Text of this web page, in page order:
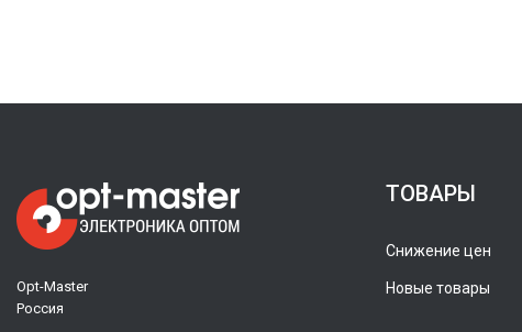
Opt-Master
Россия
ТОВАРЫ
Снижение цен
Новые товары